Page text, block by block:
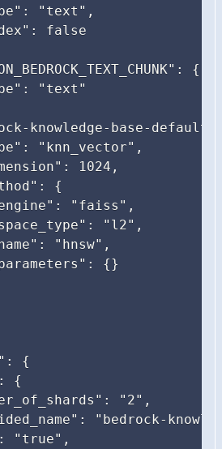
"text",
false
{
"text"
knowledge-base-default-
"knn_vector",
1024,
{
"faiss",
"l2",
"hnsw",
{}
{
{
"2",
"bedrock-
"true",